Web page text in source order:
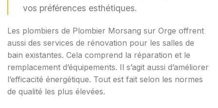
vos préférences esthétiques.
Les plombiers de Plombier Morsang sur Orge offrent
aussi des services de rénovation pour les salles de
bain existantes. Cela comprend la réparation et le
remplacement d’équipements. Il s’agit aussi d’améliorer
l’efficacité énergétique. Tout est fait selon les normes
de qualité les plus élevées.